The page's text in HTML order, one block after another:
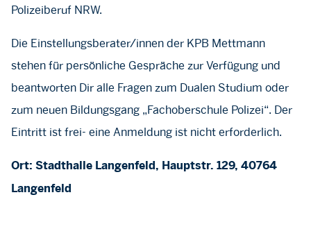
Polizeiberuf NRW.
Die Einstellungsberater/innen der KPB Mettmann
stehen für persönliche Gespräche zur Verfügung und
beantworten Dir alle Fragen zum Dualen Studium oder
zum neuen Bildungsgang „Fachoberschule Polizei“. Der
Eintritt ist frei- eine Anmeldung ist nicht erforderlich.
Ort: Stadthalle Langenfeld, Hauptstr. 129, 40764
Langenfeld